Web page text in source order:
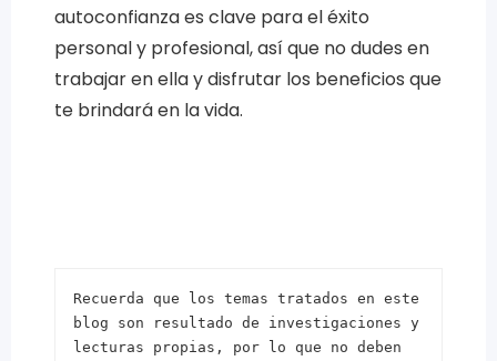
autoconfianza es clave para el éxito
personal y profesional, así que no dudes en
trabajar en ella y disfrutar los beneficios que
te brindará en la vida.
Recuerda que los temas tratados en este
blog son resultado de investigaciones y
lecturas propias, por lo que no deben